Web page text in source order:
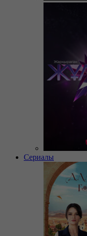
Сериалы